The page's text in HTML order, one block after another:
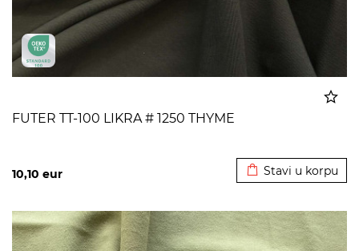
FUTER TT-100 LIKRA # 1250 THYME
10,10 eur Stavi u korpu